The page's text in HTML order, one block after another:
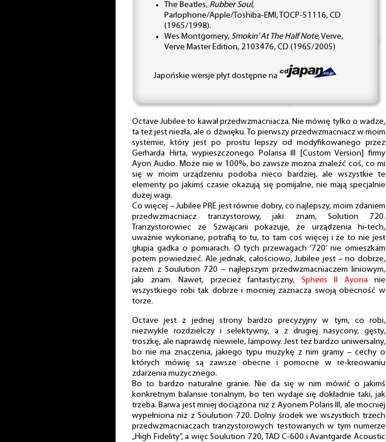
The Beatles, Rubber Soul,
Parlophone/Apple/Toshiba-EMI, TOCP-51116, CD
(1965/1998).
Wes Montgomery, Smokin’ At The Half Note, Verve,
Verve Master Edition, 2103476, CD (1965/2005)
Japońskie wersje płyt dostępne na
Octave Jubilee to kawał przedwzmacniacza. Nie mówię tylko o wadze,
ta też jest niezła, ale o dźwięku. To pierwszy przedwzmacniacz w moim
systemie, który jest po prostu lepszy od modyfikowanego przez
Gerharda Hirta, wypieszczonego Polarisa III [Custom Version] firmy
Ayon Audio. Może nie w 100%, bo zawsze można znaleźć coś, co mi
się w moim urządzeniu podoba nieco bardziej, ale wszystkie te
elementy po jakimś czasie okazują się pomijalne, nie mają specjalnie
dużej wagi.
Co więcej – Jubilee PRE jest równie dobry, co najlepszy, moim zdaniem
przedwzmacniacz tranzystorowy, jaki znam, Solution 720.
Tranzystorowiec ze Szwajcarii pokazuje, że urządzenia hi-tech,
uważnie wykonane, potrafią to tu, to tam coś więcej i że to nie jest
głupia gadka o pomiarach. O tych przewagach ‘720’ nie omieszkam
potem powiedzieć. Ale jednak, całościowo, Jubilee jest – no dobrze,
razem z Soulution 720 – najlepszym przedwzmacniaczem liniowym,
jaki znam. Nawet, przecież fantastyczny, Spheris II Ayonanie
wszystkiego robi tak dobrze i mocniej zaznacza swoją obecność w
torze.
Octave jest z jednej strony bardzo precyzyjny w tym, co robi,
niezwykle rozdzielczy i selektywny, a z drugiej nasycony, gęsty,
troszkę, ale naprawdę niewiele, lampowy. Jest też bardzo uniwersalny,
bo nie ma znaczenia, jakiego typu muzykę z nim gramy – cechy o
których mówię są zawsze obecne i pomocne w re-kreowaniu
zdarzenia muzycznego.
Bo to bardzo naturalne granie. Nie da się w nim mówić o jakimś
konkretnym balansie tonalnym, bo ten wydaje się dokładnie taki, jak
trzeba. Barwa jest mniej dociążona niż z Ayonem Polaris III, ale mocniej
wypełniona niż z Soulution 720. Dolny środek we wszystkich trzech
przedwzmacniaczach tranzystorowych testowanych w tym numerze
„High Fidelity”, a więc Soulution 720, TAD C-600 i Avantgarde Acoustic